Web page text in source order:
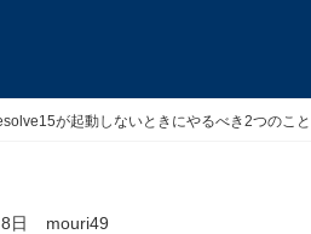
が起動しないときにやるべき2つのこと
日 mouri49